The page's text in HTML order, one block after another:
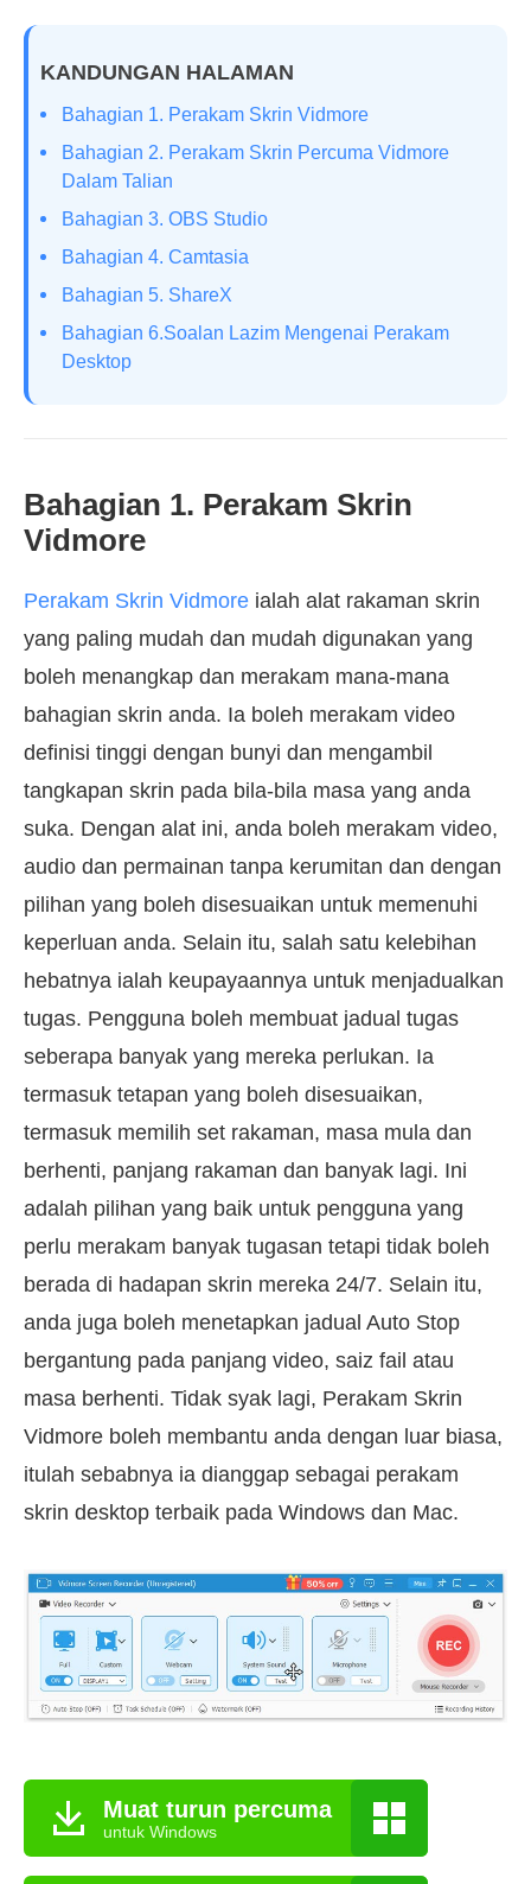
KANDUNGAN HALAMAN
Bahagian 1. Perakam Skrin Vidmore
Bahagian 2. Perakam Skrin Percuma Vidmore
Dalam Talian
Bahagian 3. OBS Studio
Bahagian 4. Camtasia
Bahagian 5. ShareX
Bahagian 6.Soalan Lazim Mengenai Perakam
Desktop
Bahagian 1. Perakam Skrin
Vidmore
Perakam Skrin Vidmore ialah alat rakaman skrin
yang paling mudah dan mudah digunakan yang
boleh menangkap dan merakam mana-mana
bahagian skrin anda. Ia boleh merakam video
definisi tinggi dengan bunyi dan mengambil
tangkapan skrin pada bila-bila masa yang anda
suka. Dengan alat ini, anda boleh merakam video,
audio dan permainan tanpa kerumitan dan dengan
pilihan yang boleh disesuaikan untuk memenuhi
keperluan anda. Selain itu, salah satu kelebihan
hebatnya ialah keupayaannya untuk menjadualkan
tugas. Pengguna boleh membuat jadual tugas
seberapa banyak yang mereka perlukan. Ia
termasuk tetapan yang boleh disesuaikan,
termasuk memilih set rakaman, masa mula dan
berhenti, panjang rakaman dan banyak lagi. Ini
adalah pilihan yang baik untuk pengguna yang
perlu merakam banyak tugasan tetapi tidak boleh
berada di hadapan skrin mereka 24/7. Selain itu,
anda juga boleh menetapkan jadual Auto Stop
bergantung pada panjang video, saiz fail atau
masa berhenti. Tidak syak lagi, Perakam Skrin
Vidmore boleh membantu anda dengan luar biasa,
itulah sebabnya ia dianggap sebagai perakam
skrin desktop terbaik pada Windows dan Mac.
Muat turun percuma
untuk Windows